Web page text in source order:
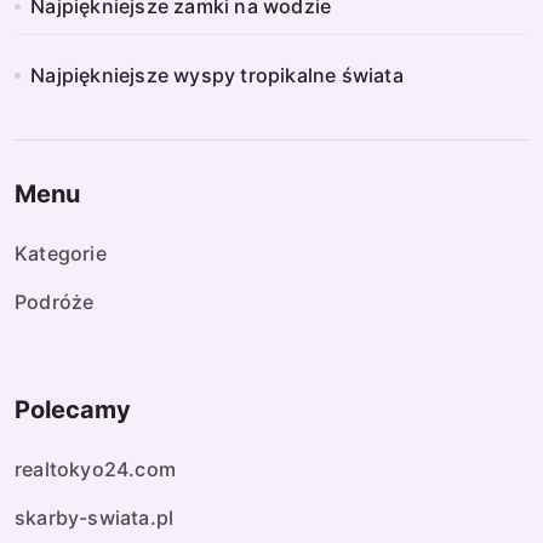
Najpiękniejsze zamki na wodzie
Najpiękniejsze wyspy tropikalne świata
Menu
Kategorie
Podróże
Polecamy
realtokyo24.com
skarby-swiata.pl